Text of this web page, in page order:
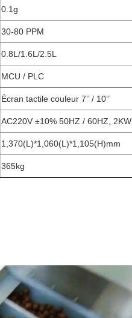
0.1g
30-80 PPM
0.8L/1.6L/2.5L
MCU / PLC
Écran tactile couleur 7’’ / 10’’
AC220V ±10% 50HZ / 60HZ, 2KW
1,370(L)*1,060(L)*1,105(H)mm
365kg